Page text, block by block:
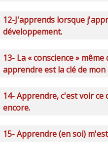
12-J'apprends lorsque
développement.
13- La « conscience »
apprendre est la clé de
14- Apprendre, c'est voir ce
encore.
15- Apprendre (en soi)